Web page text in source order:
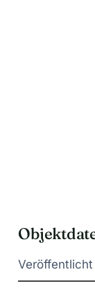
Veröffentlicht